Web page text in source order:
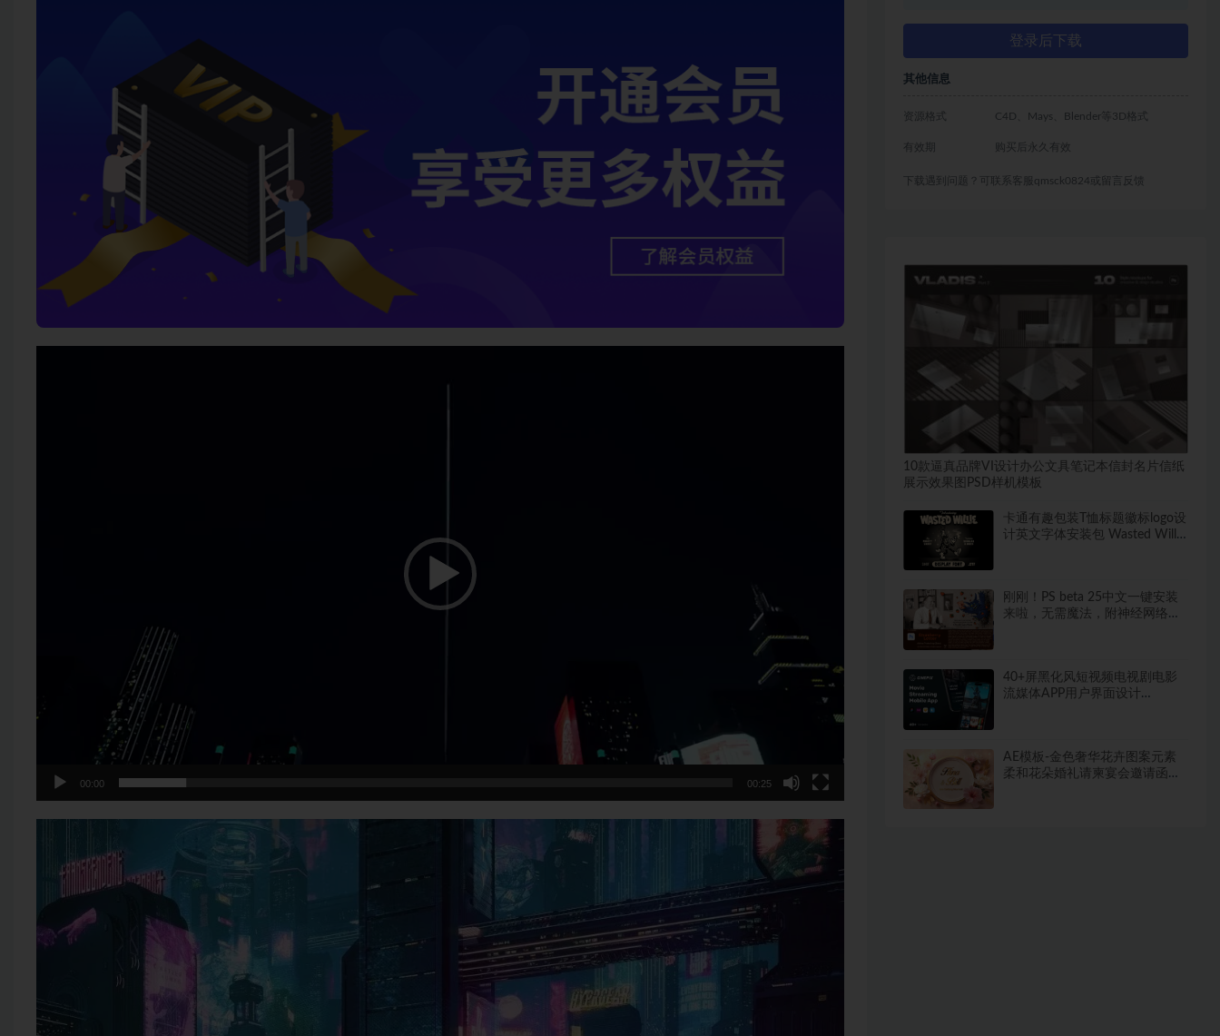
00:00 00:25
登录后下载
其他信息
资源格式 C4D、Mays、Blender等3D格式
有效期 购买后永久有效
下载遇到问题？可联系客服qmsck0824或留言反馈
10款逼真品牌VI设计办公文具笔记本信封名片信纸
展示效果图PSD样机模板
卡通有趣包装T恤标题徽标logo设
计英文字体安装包 Wasted Willie
刚刚！PS beta 25中文一键安装
来啦，无需魔法，附神经网络滤
40+屏黑化风短视频电视剧电影
流媒体APP用户界面设计
AE模板-金色奢华花卉图案元素
柔和花朵婚礼请柬宴会邀请函动